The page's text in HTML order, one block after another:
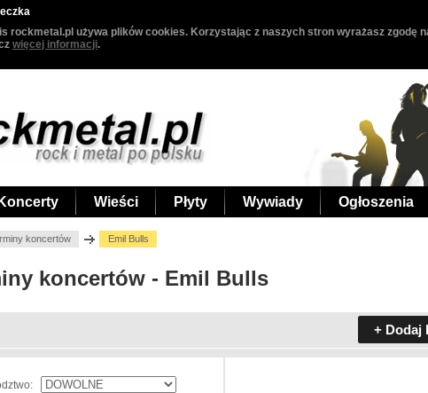
rockmetal.pl używa plików cookies. Korzystając z naszych stron wyrażasz zgodę
więcej informacji.
Koncerty Wieści Płyty Wywiady Ogłoszenia
koncertów Emil Bulls
koncertów - Emil Bulls
+ Dodaj